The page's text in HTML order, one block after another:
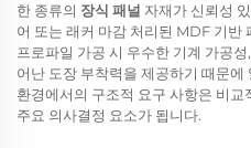
한 종류의 장식 패널 자재가 신뢰성
어 또는 래커 마감 처리된 MDF 기반
프로파일 가공 시 우수한 기계 가공
어난 도장 부착력을 제공하기 때문
환경에서의 구조적 요구 사항은 비
주요 의사결정 요소가 됩니다.